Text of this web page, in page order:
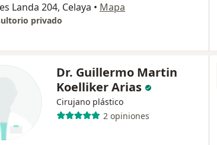
Landa 204, Celaya • Mapa
privado
Dr. Guillermo Martin
Koelliker Arias
Cirujano plástico
2 opiniones